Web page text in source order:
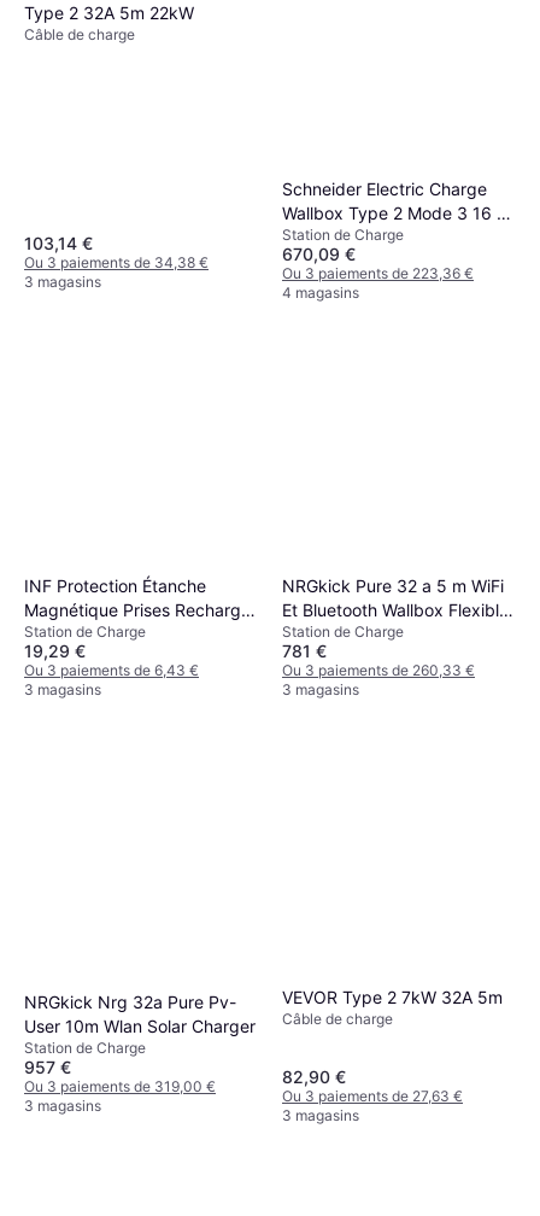
Type 2 32A 5m 22kW
Câble de charge
103,14 €
Ou 3 paiements de 34,38 €
3 magasins
Schneider Electric Charge
Wallbox Type 2 Mode 3 16 A
11 kW
Station de Charge
670,09 €
Ou 3 paiements de 223,36 €
4 magasins
INF Protection Étanche
Magnétique Prises Recharge
Voitures Électriques Noir
Station de Charge
19,29 €
Ou 3 paiements de 6,43 €
3 magasins
NRGkick Pure 32 a 5 m WiFi
Et Bluetooth Wallbox Flexible
+ Chargement
Photovoltaïque
Station de Charge
781 €
Ou 3 paiements de 260,33 €
3 magasins
NRGkick Nrg 32a Pure Pv-
User 10m Wlan Solar Charger
Station de Charge
957 €
Ou 3 paiements de 319,00 €
3 magasins
VEVOR Type 2 7kW 32A 5m
Câble de charge
82,90 €
Ou 3 paiements de 27,63 €
3 magasins